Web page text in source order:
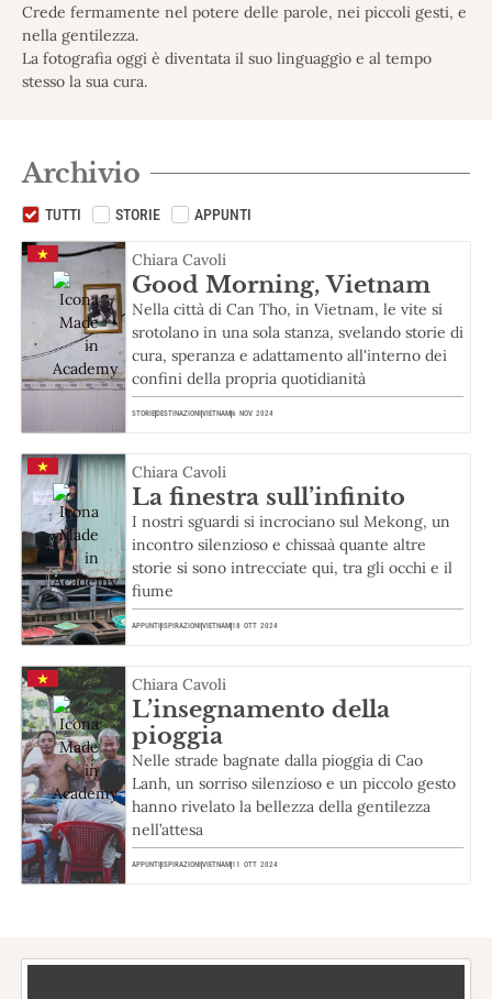
Crede fermamente nel potere delle parole, nei piccoli gesti, e
nella gentilezza.
La fotografia oggi è diventata il suo linguaggio e al tempo
stesso la sua cura.
Archivio
TUTTI STORIE APPUNTI
Chiara Cavoli
Good Morning, Vietnam
Nella città di Can Tho, in Vietnam, le vite si
srotolano in una sola stanza, svelando storie di
cura, speranza e adattamento all'interno dei
confini della propria quotidianità
STORIEDESTINAZIONIVIETNAM6 NOV 2024
Chiara Cavoli
La finestra sull’infinito
I nostri sguardi si incrociano sul Mekong, un
incontro silenzioso e chissaà quante altre
storie si sono intrecciate qui, tra gli occhi e il
fiume
APPUNTIISPIRAZIONIVIETNAM18 OTT 2024
Chiara Cavoli
L’insegnamento della
pioggia
Nelle strade bagnate dalla pioggia di Cao
Lanh, un sorriso silenzioso e un piccolo gesto
hanno rivelato la bellezza della gentilezza
nell’attesa
APPUNTIISPIRAZIONIVIETNAM11 OTT 2024